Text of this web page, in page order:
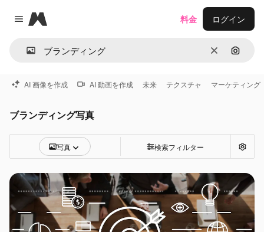
Close menu
Magnific
消去 画像で
料金 ログイン
AI 画像を作成 AI 動画を作成 未来 テクスチャ マーケティング
ブランディング写真
写真 検索フィルター